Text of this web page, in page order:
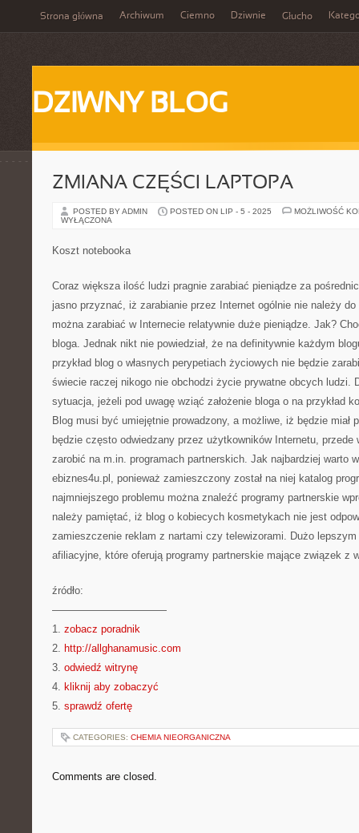
Strona główna Archiwum Ciemno Dziwnie Głucho
DZIWNY BLOG
ZMIANA CZĘŚCI LAPTOPA
POSTED BY ADMIN POSTED ON LIP - 5 - 2025
MOŻLIWOŚĆ
WYŁĄCZONA
Koszt notebooka
Coraz większa ilość ludzi pragnie zarabiać pieniądze za
jasno przyznać, iż zarabianie przez Internet ogólnie nie należy
można zarabiać w Internecie relatywnie duże pieniądze. Jak?
bloga. Jednak nikt nie powiedział, że na definitywnie każdym
przykład blog o własnych perypetiach życiowych nie będzie
świecie raczej nikogo nie obchodzi życie prywatne obcych ludzi.
sytuacja, jeżeli pod uwagę wziąć założenie bloga o na przykład
Blog musi być umiejętnie prowadzony, a możliwe, iż będzie miał
będzie często odwiedzany przez użytkowników Internetu,
zarobić na m.in. programach partnerskich. Jak najbardziej warto
ebiznes4u.pl, ponieważ zamieszczony został na niej katalog
najmniejszego problemu można znaleźć programy partnerskie
należy pamiętać, iż blog o kobiecych kosmetykach nie jest
zamieszczenie reklam z nartami czy telewizorami. Dużo lepszym
afiliacyjne, które oferują programy partnerskie mające związek z
źródło:
———————————
1. zobacz poradnik
2. http://allghanamusic.com
3. odwiedź witrynę
4. kliknij aby zobaczyć
5. sprawdź ofertę
CATEGORIES: CHEMIA NIEORGANICZNA
Comments are closed.